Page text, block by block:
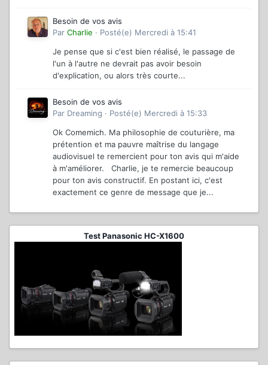
Besoin de vos avis
Par Charlie · Posté(e) Mercredi à 15:41
Je pense que si c'est bien réalisé, le passage de
l'un à l'autre ne devrait pas avoir besoin
d'explication, ou alors très courte...
Besoin de vos avis
Par Dreaming · Posté(e) Mercredi à 15:33
Ok Comemich. Ma philosophie de couturière, ma
prétention et ma pauvre maîtrise du langage
audiovisuel te remercient pour ton avis qui m'aide
à m'améliorer. Charlie, je te remercie beaucoup
pour ton avis constructif. En postant ici, c'est
exactement ce genre de message que je...
Test Panasonic HC-X1600